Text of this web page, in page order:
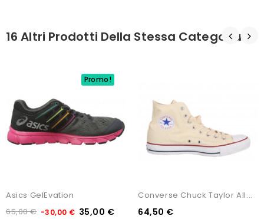
16 Altri Prodotti Della Stessa Categoria:
Promo!
Asics GelEvation
65,00 € -30,00 € 35,00 €
Converse Chuck Taylor All...
64,50 €